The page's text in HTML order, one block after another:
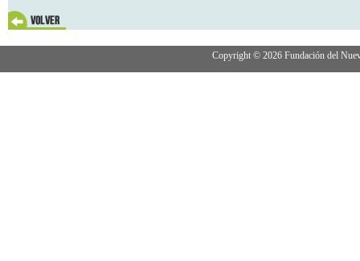
Copyright © 2026 Fundación del